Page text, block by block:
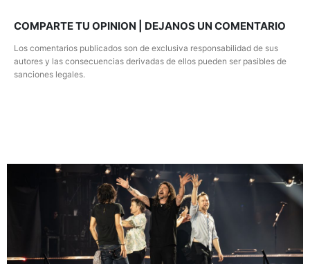
COMPARTE TU OPINION | DEJANOS UN COMENTARIO
Los comentarios publicados son de exclusiva responsabilidad de sus
autores y las consecuencias derivadas de ellos pueden ser pasibles de
sanciones legales.